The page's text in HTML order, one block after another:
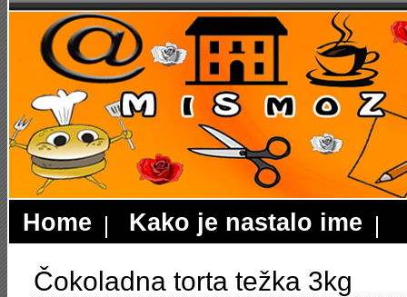
Home Kako je nastalo ime
Čokoladna torta težka 3kg